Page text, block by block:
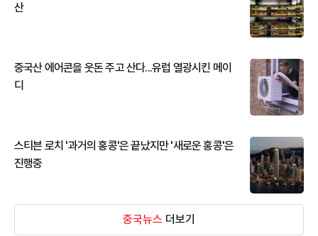
산
중국산 에어콘을 웃돈 주고 산다...유럽 열광시킨 메이
디
스티븐 로치 '과거의 홍콩'은 끝났지만 '새로운 홍콩'은
진행중
중국뉴스 더보기